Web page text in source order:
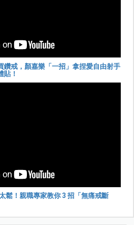
鑽戒，顏嘉樂「一招」拿捏愛自由射手
貼！
鬆！親職專家教你 3 招「無痛戒斷